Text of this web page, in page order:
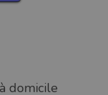
domicile